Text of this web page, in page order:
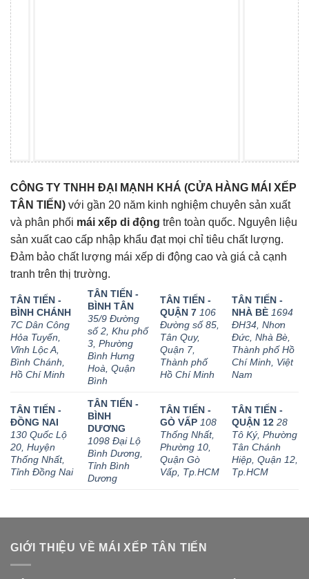
CÔNG TY TNHH ĐẠI MẠNH KHÁ (CỬA HÀNG MÁI XẾP
TÂN TIẾN) với gần 20 năm kinh nghiệm chuyên sản xuất
và phân phối mái xếp di động trên toàn quốc. Nguyên liệu
sản xuất cao cấp nhập khẩu đạt mọi chỉ tiêu chất lượng.
Đảm bảo chất lượng mái xếp di động cao và giá cả cạnh
tranh trên thị trường.
TÂN TIẾN -
BÌNH CHÁNH
7C Dân Công
Hỏa Tuyến,
Vĩnh Lộc A,
Bình Chánh,
Hồ Chí Minh
TÂN TIẾN -
BÌNH TÂN
35/9 Đường
số 2, Khu phố
3, Phường
Bình Hưng
Hoà, Quận
Bình
TÂN TIẾN -
QUẬN 7 106
Đường số 85,
Tân Quy,
Quận 7,
Thành phố
Hồ Chí Minh
TÂN TIẾN -
NHÀ BÈ 1694
ĐH34, Nhơn
Đức, Nhà Bè,
Thành phố Hồ
Chí Minh, Việt
Nam
TÂN TIẾN -
ĐỒNG NAI
130 Quốc Lộ
20, Huyện
Thống Nhất,
Tỉnh Đồng Nai
TÂN TIẾN -
BÌNH
DƯƠNG
1098 Đại Lộ
Bình Dương,
Tỉnh Bình
Dương
TÂN TIẾN -
GÒ VẤP 108
Thống Nhất,
Phường 10,
Quận Gò
Vấp, Tp.HCM
TÂN TIẾN -
QUẬN 12 28
Tô Ký, Phường
Tân Chánh
Hiệp, Quận 12,
Tp.HCM
GIỚI THIỆU VỀ MÁI XẾP TÂN TIẾN